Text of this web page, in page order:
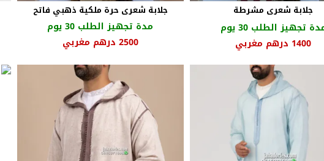
جلابة شعرى مشرطة
تجهيز الطلب 30 يوم
السعر
هو:
1780 درهم
مغربي.
1400 درهم مغربيالسعر
هو:
جلابة شعرى حرة ملكية ذهبي فاتح
مدة تجهيز الطلب 30 يوم
السعر
هو:
2750 درهم
مغربي.
2500 درهم مغربي
هو: